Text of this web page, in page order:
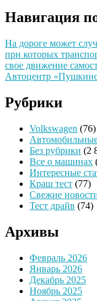
Навигация
На дороге может
при которых
свое движение
Автоцентр
Рубрики
Volkswagen (76)
Без рубрики (2
Все о машинах
Интересные
Краш тест (77)
Свежие
Тест драйв (74)
Архивы
Февраль 2026
Январь 2026
Декабрь 2025
Ноябрь 2025